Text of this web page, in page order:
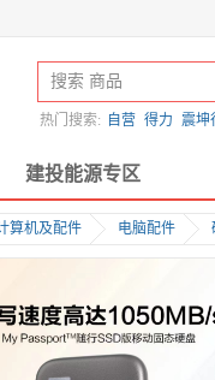
热门搜索: 自营 得力 震坤
建投能源专区
算机及配件 电脑配件